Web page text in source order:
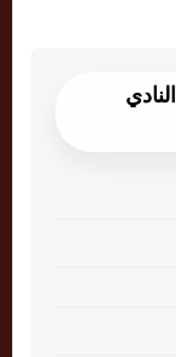
بطاقة مباراة اتحاد العاصمة Vs النادي